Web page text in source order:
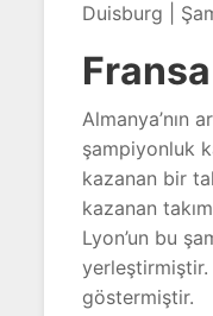
Duisburg |
Fransa
Almanya’nın
şampiyonluk
kazanan bir
kazanan
Lyon’un bu
yerleştirmiştir.
göstermiştir.